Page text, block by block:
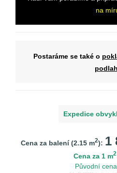
na
Postaráme se také o
podlah
Expedice
Cena za balení (2.15m2): 1
Cena za 1 m2
Původní